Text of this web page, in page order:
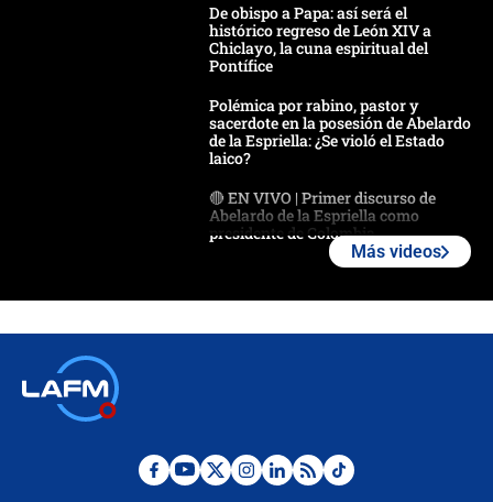
De obispo a Papa: así será el
histórico regreso de León XIV a
Chiclayo, la cuna espiritual del
Pontífice
Polémica por rabino, pastor y
sacerdote en la posesión de Abelardo
de la Espriella: ¿Se violó el Estado
laico?
🔴 EN VIVO | Primer discurso de
Abelardo de la Espriella como
presidente de Colombia
Desde dermatitis hasta infecciones:
Más videos